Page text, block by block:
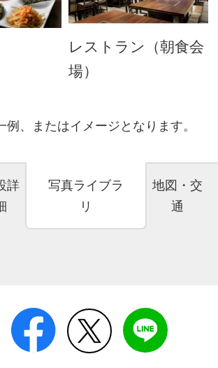
レストラン（朝食会
場）
例、またはイメージとなります。
詳
写真ライブラ
リ
地図・交
通